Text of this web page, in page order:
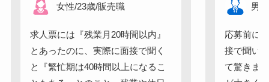
女性/23歳/販売職
求人票には『残業月20時間以内』
とあったのに、実際に面接で聞く
と『繁忙期は40時間以上になるこ
男性
応募前に
接で聞い
て驚きま